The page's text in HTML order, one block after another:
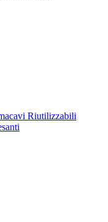
Riutilizzabili